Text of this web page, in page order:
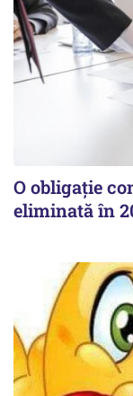
O obligație
eliminată în